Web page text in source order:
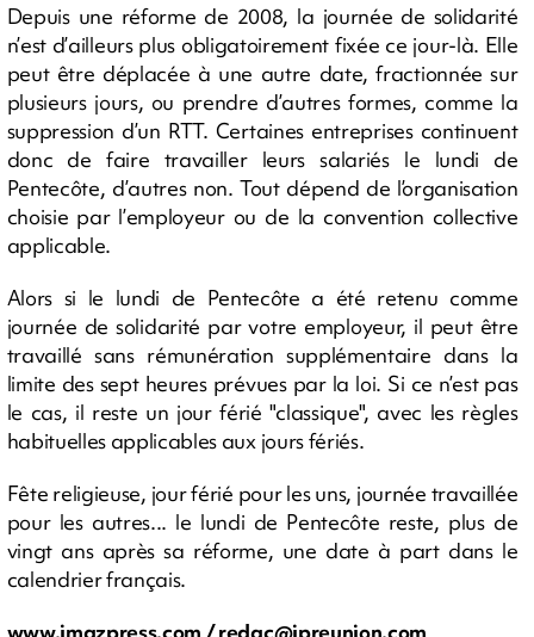
Depuis une réforme de 2008, la journée de solidarité
n’est d’ailleurs plus obligatoirement fixée ce jour-là. Elle
peut être déplacée à une autre date, fractionnée sur
plusieurs jours, ou prendre d’autres formes, comme la
suppression d’un RTT. Certaines entreprises continuent
donc de faire travailler leurs salariés le lundi de
Pentecôte, d’autres non. Tout dépend de l’organisation
choisie par l’employeur ou de la convention collective
applicable.
Alors si le lundi de Pentecôte a été retenu comme
journée de solidarité par votre employeur, il peut être
travaillé sans rémunération supplémentaire dans la
limite des sept heures prévues par la loi. Si ce n’est pas
le cas, il reste un jour férié "classique", avec les règles
habituelles applicables aux jours fériés.
Fête religieuse, jour férié pour les uns, journée travaillée
pour les autres... le lundi de Pentecôte reste, plus de
vingt ans après sa réforme, une date à part dans le
calendrier français.
www.imazpress.com /redac@ipreunion.com